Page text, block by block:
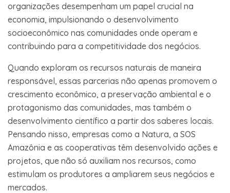
organizações desempenham um papel crucial na
economia, impulsionando o desenvolvimento
socioeconômico nas comunidades onde operam e
contribuindo para a competitividade dos negócios.
Quando exploram os recursos naturais de maneira
responsável, essas parcerias não apenas promovem o
crescimento econômico, a preservação ambiental e o
protagonismo das comunidades, mas também o
desenvolvimento científico a partir dos saberes locais.
Pensando nisso, empresas como a Natura, a SOS
Amazônia e as cooperativas têm desenvolvido ações e
projetos, que não só auxiliam nos recursos, como
estimulam os produtores a ampliarem seus negócios e
mercados.